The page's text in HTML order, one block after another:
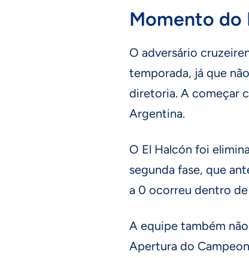
Momento do
O adversário
temporada, já que
diretoria. A começar
Argentina.
O El Halcón foi
segunda fase, que
a 0 ocorreu dentro
A equipe também
Apertura do